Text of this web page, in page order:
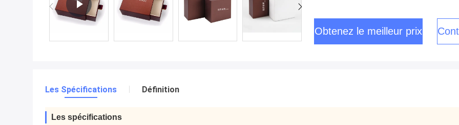
Obtenez le meilleur prix
Les Spécifications Définition
Les spécifications